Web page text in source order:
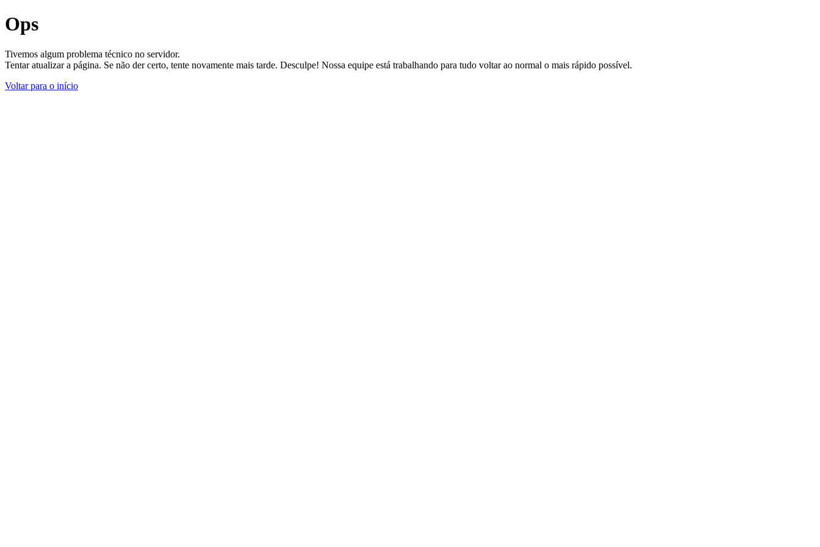
Ops
Tivemos algum problema técnico no servidor.
Tentar atualizar a página. Se não der certo, tente novamente mais tarde. Desculpe! Nossa equipe está trabalhando para tudo voltar ao normal o mais rápido possível.
Voltar para o início